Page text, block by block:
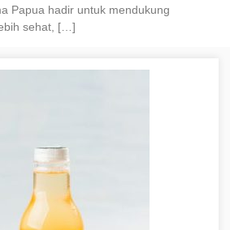
Papua hadir untuk mendukung
sehat, […]